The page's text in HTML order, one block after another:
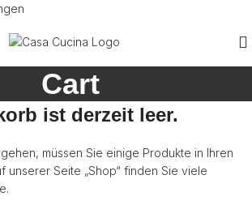
Cart
ist derzeit leer.
müssen Sie einige Produkte in Ihren
unserer Seite „Shop“ finden Sie viele